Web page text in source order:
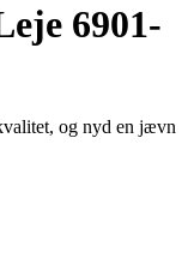
6901-
og nyd en jævn